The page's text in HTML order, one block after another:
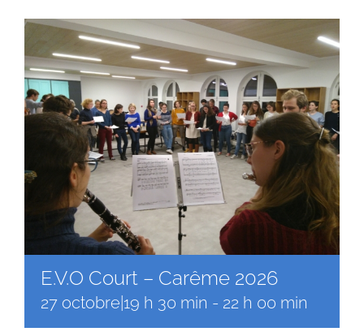
Magis Paris
Cowork Magis
JRS France
Réseau Magis
Rechercher
E.V.O Court – Carême 2026
27 octobre|19 h 30 min - 22 h 00 min